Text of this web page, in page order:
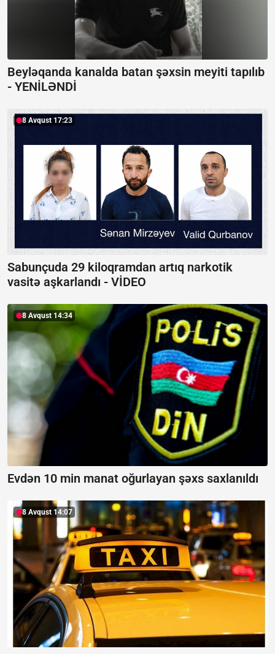
Beyləqanda kanalda batan şəxsin meyiti tapılıb
- YENİLƏNDİ
8 Avqust 17:23
Sabunçuda 29 kiloqramdan artıq narkotik
vasitə aşkarlandı - VİDEO
8 Avqust 14:34
Evdən 10 min manat oğurlayan şəxs saxlanıldı
8 Avqust 14:07